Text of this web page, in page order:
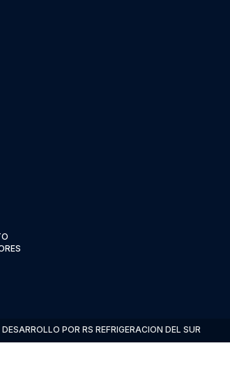
DESARROLLO POR RS REFRIGERACION DEL SUR